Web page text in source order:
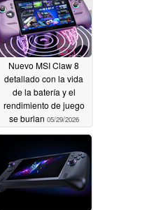
Nuevo MSI Claw 8
detallado con la vida
de la batería y el
rendimiento de juego
se burlan 05/29/2026